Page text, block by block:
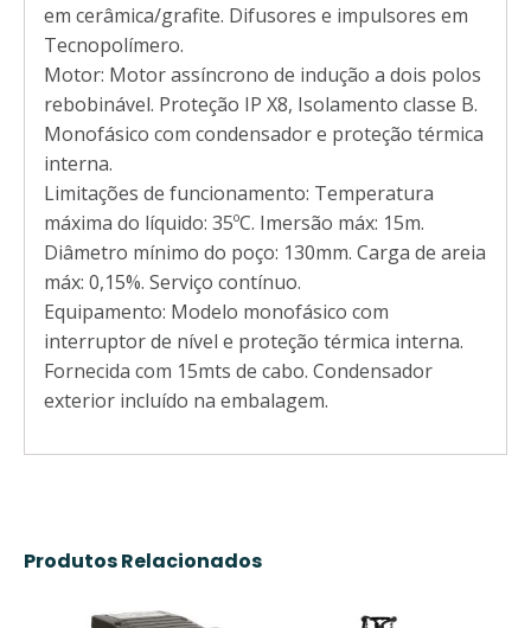
em cerâmica/grafite. Difusores e impulsores em
Tecnopolímero.
Motor: Motor assíncrono de indução a dois polos
rebobinável. Proteção IP X8, Isolamento classe B.
Monofásico com condensador e proteção térmica
interna.
Limitações de funcionamento: Temperatura
máxima do líquido: 35ºC. Imersão máx: 15m.
Diâmetro mínimo do poço: 130mm. Carga de areia
máx: 0,15%. Serviço contínuo.
Equipamento: Modelo monofásico com
interruptor de nível e proteção térmica interna.
Fornecida com 15mts de cabo. Condensador
exterior incluído na embalagem.
Produtos Relacionados